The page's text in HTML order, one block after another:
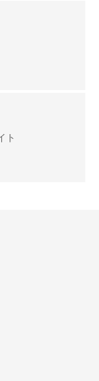
ト